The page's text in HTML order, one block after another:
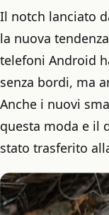
Il notch lanciato
la nuova
telefoni Android
senza bordi, ma
Anche i nuovi
questa moda e il
stato trasferito